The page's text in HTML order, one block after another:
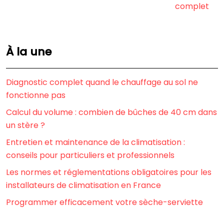
complet
À la une
Diagnostic complet quand le chauffage au sol ne
fonctionne pas
Calcul du volume : combien de bûches de 40 cm dans
un stère ?
Entretien et maintenance de la climatisation :
conseils pour particuliers et professionnels
Les normes et réglementations obligatoires pour les
installateurs de climatisation en France
Programmer efficacement votre sèche-serviette